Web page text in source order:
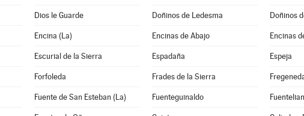
Dios le Guarde Doñinos de Ledesma Doñinos
Encina (La) Encinas de Abajo Encinas
Escurial de la Sierra Espadaña Espeja
Forfoleda Frades de la Sierra
Fuente de San Esteban (La) Fuenteguinaldo